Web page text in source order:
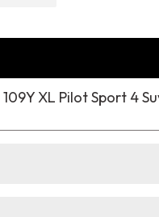
XL Pilot Sport 4